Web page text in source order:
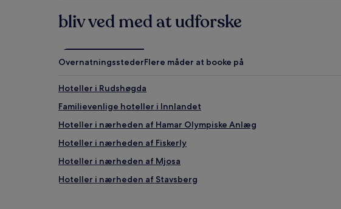
uden
kan
bliv ved med at udforske
OvernatningsstederFlere måder at booke på
Hoteller i Rudshøgda
Familievenlige hoteller i Innlandet
Hoteller i nærheden af Hamar Olympiske Anlæg
Hoteller i nærheden af Fiskerly
Hoteller i nærheden af Mjosa
Hoteller i nærheden af Stavsberg